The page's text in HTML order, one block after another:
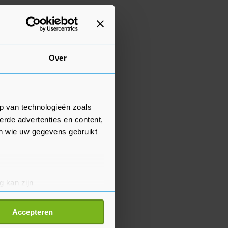
Over
van technologieën zoals
advertenties en content,
wie uw gegevens gebruikt
kan zijn
detailgedeelte
Accepteren